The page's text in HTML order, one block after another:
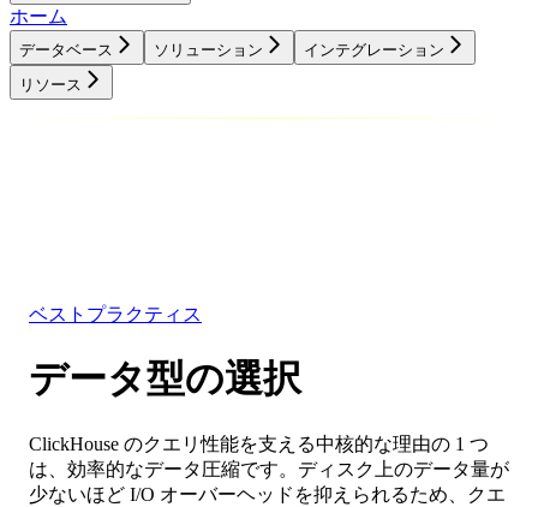
ホーム
データベース ソリューション
インテグレーション
リソース
ベストプラクティス
データ型の選択
ClickHouse のクエリ性能を支える中核的な理由の 1 つ
は、効率的なデータ圧縮です。ディスク上のデータ量が
少ないほど I/O オーバーヘッドを抑えられるため、クエ